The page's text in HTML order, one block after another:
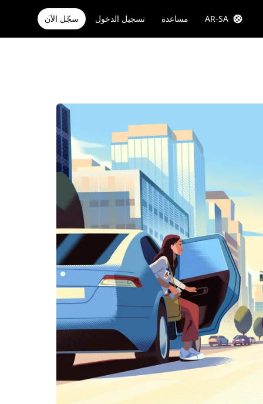
AR-SA مساعدة تسجيل الدخول سجّل الآن